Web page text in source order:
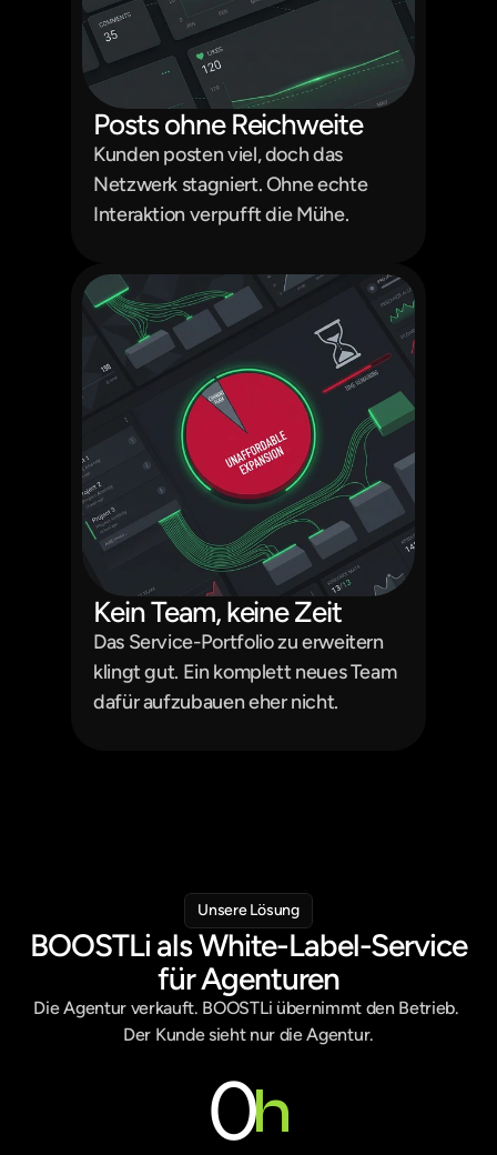
Posts ohne Reichweite
Kunden posten viel, doch das
Netzwerk stagniert. Ohne echte
Interaktion verpufft die Mühe.
Kein Team, keine Zeit
Das Service-Portfolio zu erweitern
klingt gut. Ein komplett neues Team
dafür aufzubauen eher nicht.
Unsere Lösung
BOOSTLi als White-Label-Service
für Agenturen
Die Agentur verkauft. BOOSTLi übernimmt den Betrieb.
Der Kunde sieht nur die Agentur.
0h